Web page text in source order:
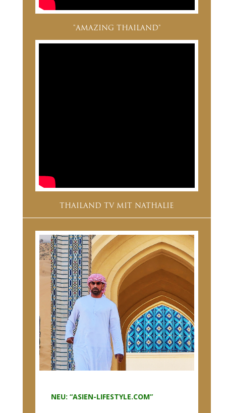
"AMAZING THAILAND"
THAILAND TV MIT NATHALIE
NEU: “ASIEN-LIFESTYLE.COM”